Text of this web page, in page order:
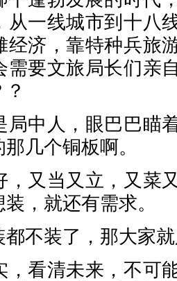
从一线城市到十八
经济，靠特种兵旅
需要文旅局长们亲
中人，眼巴巴瞄
几个铜板啊。
又当又立，又菜
，就还有需求。
装了，那大家就
看清未来，不可